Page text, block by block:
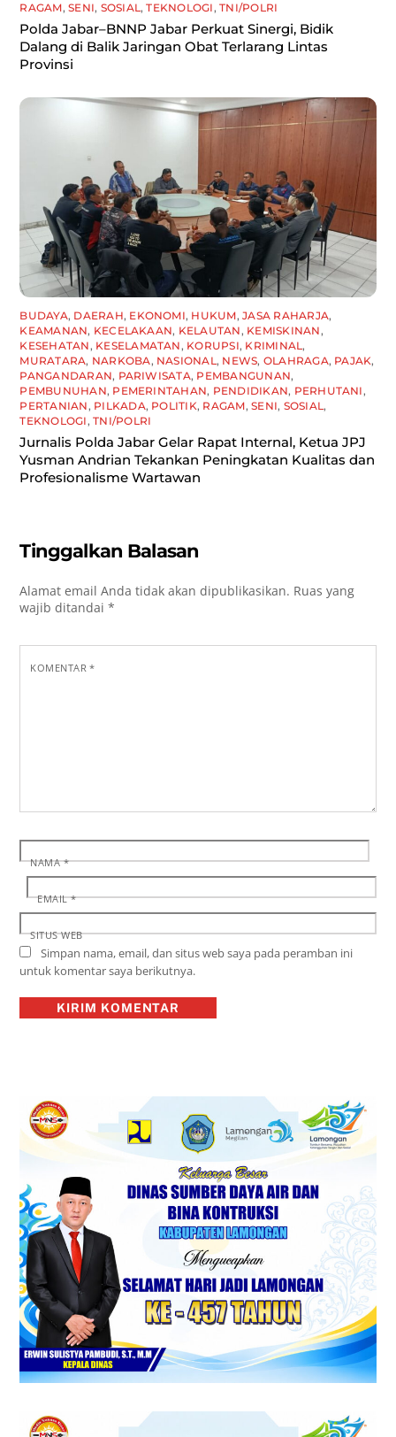
RAGAM,SENI, SOSIAL ,TEKNOLOGI ,TNI/POLRI
Polda Jabar–BNNP Jabar Perkuat Sinergi, Bidik
Dalang di Balik Jaringan Obat Terlarang Lintas
Provinsi
BUDAYA, DAERAH, EKONOMI, HUKUM,JASA RAHARJA,
KEAMANAN, KECELAKAAN, KELAUTAN , KEMISKINAN ,
KESEHATAN , KESELAMATAN , KORUPSI, KRIMINAL ,
MURATARA, NARKOBA, NASIONAL , NEWS, OLAHRAGA, PAJAK,
PANGANDARAN, PARIWISATA, PEMBANGUNAN,
PEMBUNUHAN, PEMERINTAHAN, PENDIDIKAN, PERHUTANI ,
PERTANIAN , PILKADA, POLITIK, RAGAM,SENI, SOSIAL ,
TEKNOLOGI ,TNI/POLRI
Jurnalis Polda Jabar Gelar Rapat Internal, Ketua JPJ
Yusman Andrian Tekankan Peningkatan Kualitas dan
Profesionalisme Wartawan
Tinggalkan Balasan
Alamat email Anda tidak akan dipublikasikan. Ruas yang
wajib ditandai*
KOMENTAR*
NAMA*
EMAIL*
SITUS WEB
Simpan nama, email, dan situs web saya pada peramban ini
untuk komentar saya berikutnya.